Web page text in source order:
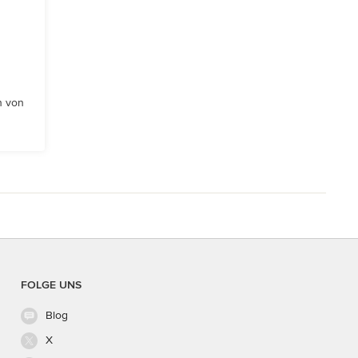
von
FOLGE UNS
Blog
X